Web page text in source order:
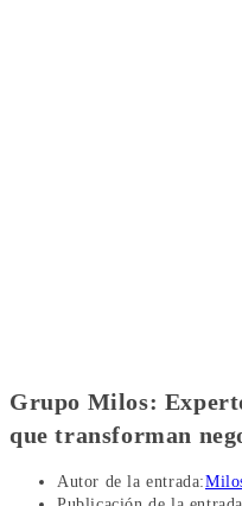
Grupo Milos:
que transforman
Autor de la entrada: